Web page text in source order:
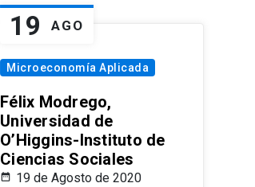
19 AGO
Microeconomía Aplicada
Félix Modrego,
Universidad de
O’Higgins-Instituto de
Ciencias Sociales
19 de Agosto de 2020